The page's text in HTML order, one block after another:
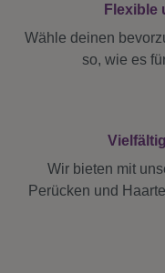
Flexible
Wähle deinen
so, wie es
Wir bieten mit
Perücken und